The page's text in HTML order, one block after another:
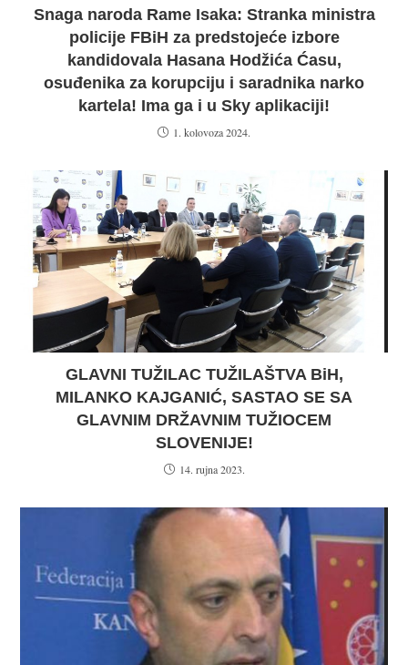
Snaga naroda Rame Isaka: Stranka ministra
policije FBiH za predstojeće izbore
kandidovala Hasana Hodžića Ćasu,
osuđenika za korupciju i saradnika narko
kartela! Ima ga i u Sky aplikaciji!
1. kolovoza 2024.
GLAVNI TUŽILAC TUŽILAŠTVA BiH,
MILANKO KAJGANIĆ, SASTAO SE SA
GLAVNIM DRŽAVNIM TUŽIOCEM
SLOVENIJE!
14. rujna 2023.